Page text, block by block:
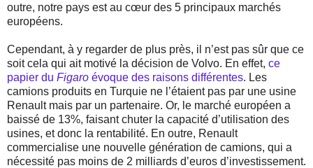
outre, notre pays est au cœur des 5 principaux marchés
européens.
Cependant, à y regarder de plus près, il n’est pas sûr que ce
soit cela qui ait motivé la décision de Volvo. En effet, ce
papier du Figaro évoque des raisons différentes. Les
camions produits en Turquie ne l’étaient pas par une usine
Renault mais par un partenaire. Or, le marché européen a
baissé de 13%, faisant chuter la capacité d’utilisation des
usines, et donc la rentabilité. En outre, Renault
commercialise une nouvelle génération de camions, qui a
nécessité pas moins de 2 milliards d’euros d’investissement.